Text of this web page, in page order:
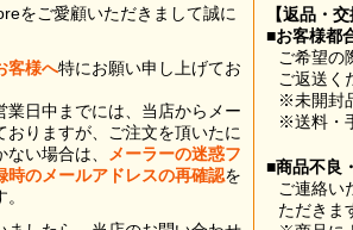
をご愛顧いただきまして誠に
客様へ特にお願い申し上げてお
業日中までには、当店からメー
おりますが、ご注文を頂いたに
い場合は、
メーラーの迷惑フ
時のメールアドレスの再確認を
【返品・交
■お客様都
ご希望の
ご返送く
※未開封
※送料・
■商品不良
ご連絡い
ただきま